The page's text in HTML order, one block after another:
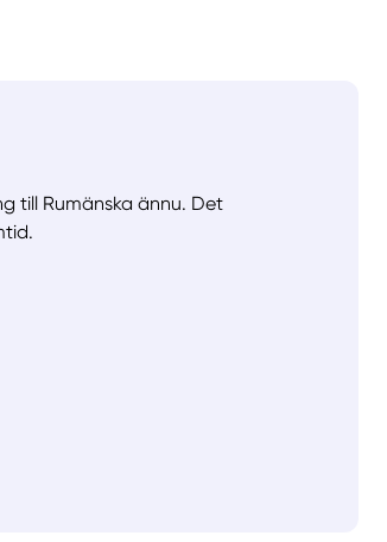
till Rumänska ännu. Det